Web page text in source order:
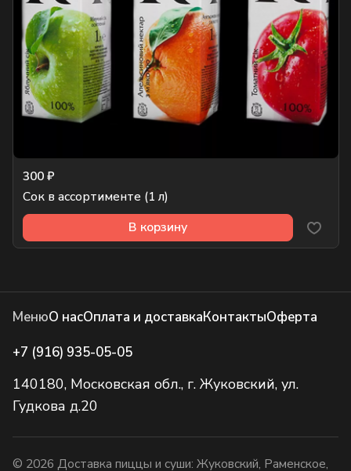
300 ₽
Сок в ассортименте (1 л)
В корзину
МенюО насОплата и доставкаКонтактыОферта
+7 (916) 935-05-05
140180, Московская обл., г. Жуковский, ул.
Гудкова д.20
© 2026 Доставка пиццы и суши: Жуковский, Раменское,